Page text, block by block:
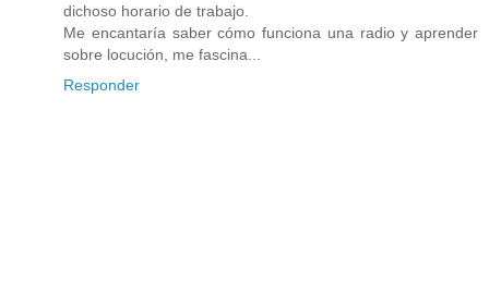
dichoso horario de trabajo.
Me encantaría saber cómo funciona una radio y aprender
sobre locución, me fascina...
Responder